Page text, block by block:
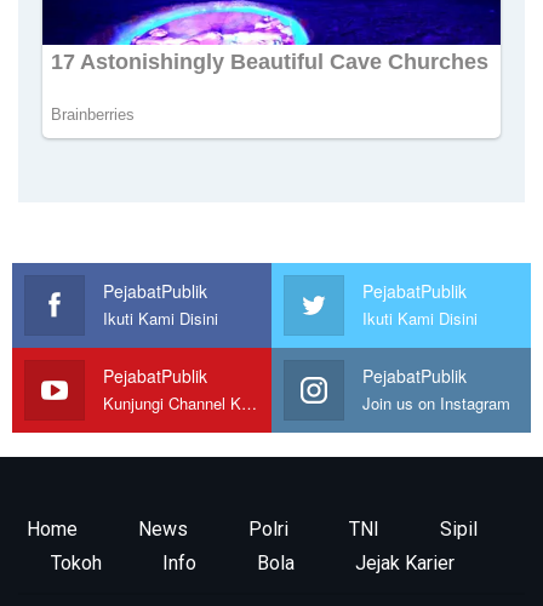
PejabatPublik
Ikuti Kami Disini
PejabatPublik
Ikuti Kami Disini
PejabatPublik
Kunjungi Channel Kami
PejabatPublik
Join us on Instagram
Home News Polri TNI
Sipil
Tokoh
Info Bola Jejak Karier